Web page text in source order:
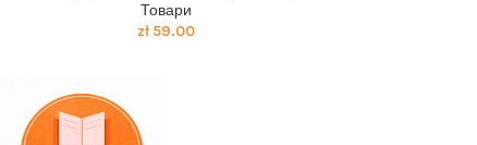
Товари
zł 59.00